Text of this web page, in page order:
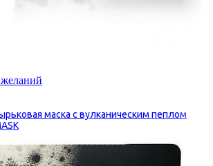
маска с вулканическим пеплом